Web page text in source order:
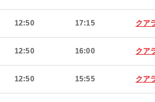
12:50 17:15 クア
12:50 16:00 クア
12:50 15:55 クア